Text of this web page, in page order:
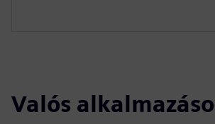
Valós